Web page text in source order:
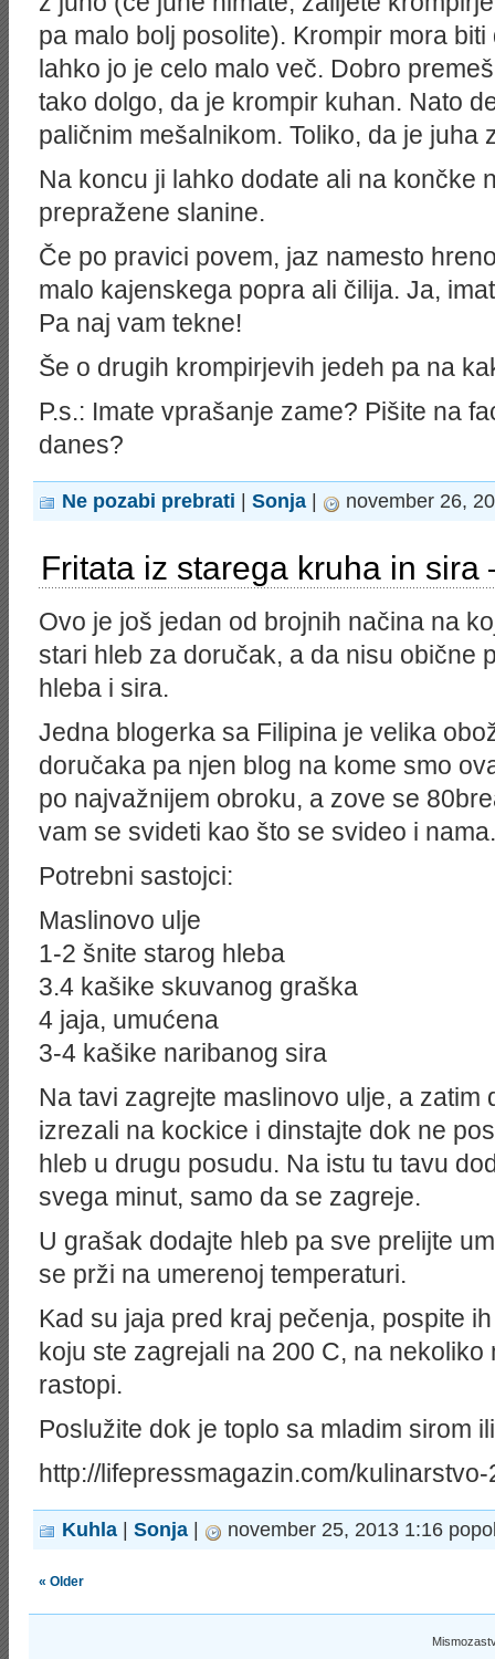
pa malo bolj posolite). Krompir mora
lahko jo je celo malo več. Dobro
tako dolgo, da je krompir kuhan. Nato
paličnim mešalnikom. Toliko, da je juha
Na koncu ji lahko dodate ali na končke
prepražene slanine.
Če po pravici povem, jaz namesto
malo kajenskega popra ali čilija. Ja,
Pa naj vam tekne!
Še o drugih krompirjevih jedeh pa na
P.s.: Imate vprašanje zame? Pišite na
danes?
Ne pozabi prebrati Sonja november 26,
Fritata iz starega kruha in sira
Ovo je još jedan od brojnih načina na
stari hleb za doručak, a da nisu obične
hleba i sira.
Jedna blogerka sa Filipina je velika
doručaka pa njen blog na kome smo
po najvažnijem obroku, a zove se
vam se svideti kao što se svideo i nama.
Potrebni sastojci:
Maslinovo ulje
1-2 šnite starog hleba
3.4 kašike skuvanog graška
4 jaja, umućena
3-4 kašike naribanog sira
Na tavi zagrejte maslinovo ulje, a zatim
izrezali na kockice i dinstajte dok ne
hleb u drugu posudu. Na istu tu tavu
svega minut, samo da se zagreje.
U grašak dodajte hleb pa sve prelijte
se prži na umerenoj temperaturi.
Kad su jaja pred kraj pečenja, pospite
koju ste zagrejali na 200 C, na nekoliko
rastopi.
Poslužite dok je toplo sa mladim sirom
http://lifepressmagazin.com/
Kuhla Sonja november 25, 2013 1:16
« Older